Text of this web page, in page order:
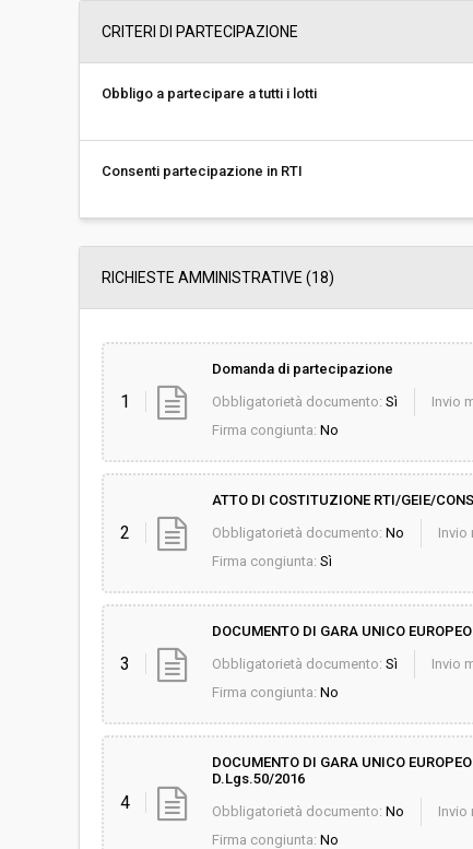
CRITERI DI PARTECIPAZIONE
Obbligo a partecipare a tutti i lotti
Consenti partecipazione in RTI
RICHIESTE AMMINISTRATIVE (18)
1
Domanda di partecipazione
Obbligatorietà documento: Sì Invio
Firma congiunta: No
2
ATTO DI COSTITUZIONE RTI/GEIE/
Obbligatorietà documento: No Invio
Firma congiunta: Sì
3
DOCUMENTO DI GARA UNICO
Obbligatorietà documento: Sì Invio
Firma congiunta: No
4
DOCUMENTO DI GARA UNICO
D.Lgs.50/2016
Obbligatorietà documento: No Invio
Firma congiunta: No